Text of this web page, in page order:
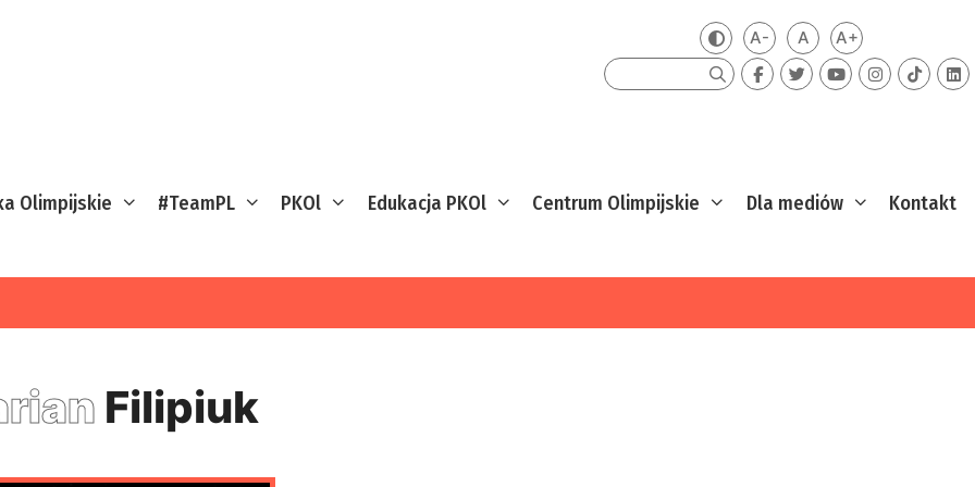
Zmień kontrast
A-Mniejsza czcionka
ADomyślna czcionka
A+Większa
Szukaj
Olimpijskie #TeamPL PKOl Edukacja PKOl Centrum Olimpijskie Dla mediów Kontakt
Filipiuk